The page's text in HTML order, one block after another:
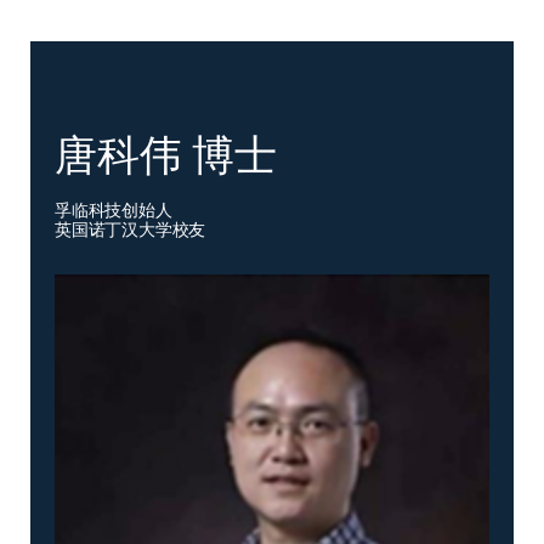
唐科伟 博士
孚临科技创始人
英国诺丁汉大学校友